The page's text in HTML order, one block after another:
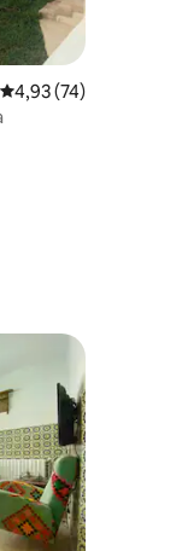
Średnia ocena: 4,93
4,93 (74)